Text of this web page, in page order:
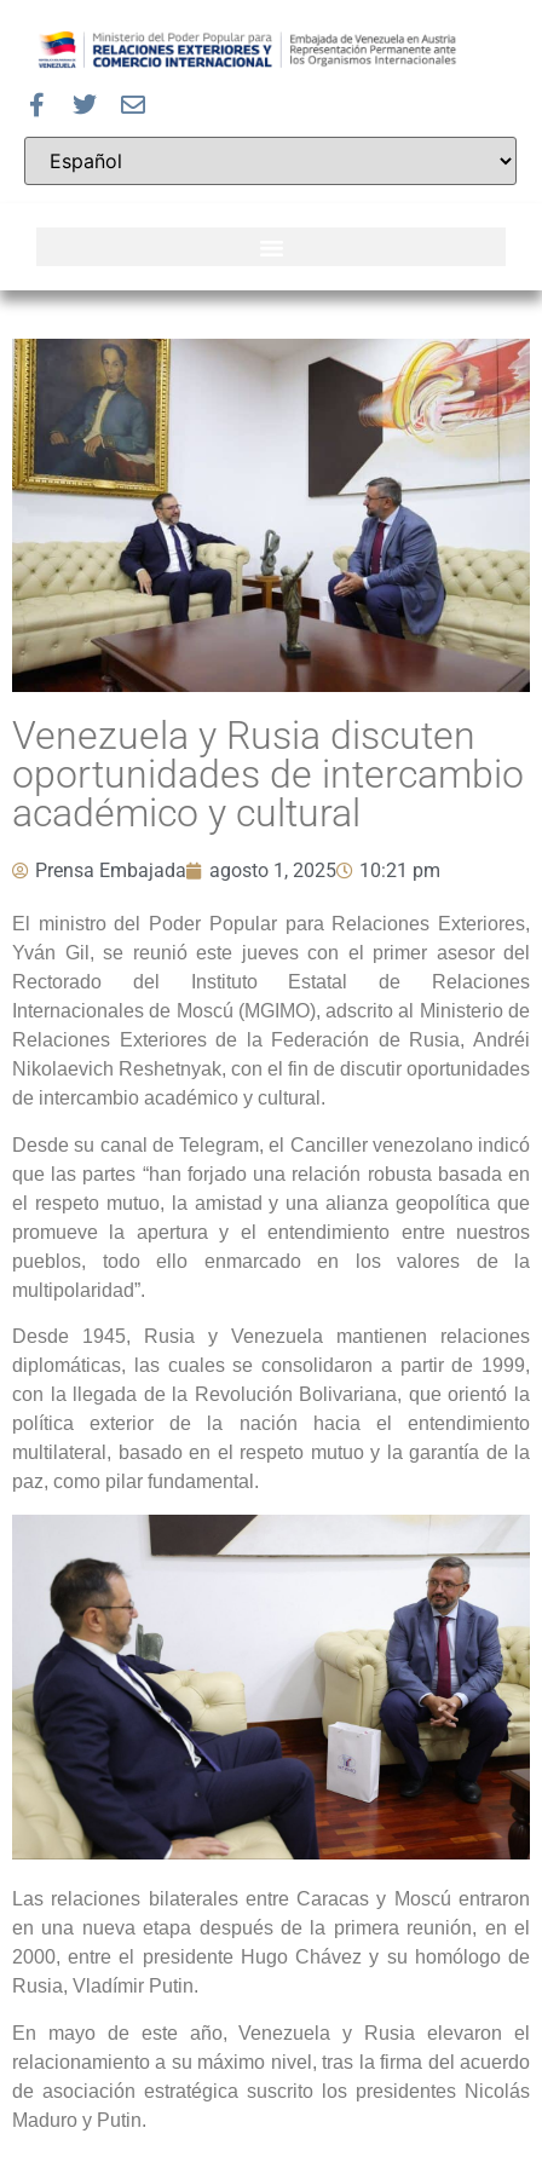
Venezuela y Rusia discuten
oportunidades de intercambio
académico y cultural
Prensa Embajada agosto 1, 2025 10:21 pm
El ministro del Poder Popular para Relaciones Exteriores,
Yván Gil, se reunió este jueves con el primer asesor del
Rectorado del Instituto Estatal de Relaciones
Internacionales de Moscú (MGIMO), adscrito al Ministerio de
Relaciones Exteriores de la Federación de Rusia, Andréi
Nikolaevich Reshetnyak, con el fin de discutir oportunidades
de intercambio académico y cultural.
Desde su canal de Telegram, el Canciller venezolano indicó
que las partes “han forjado una relación robusta basada en
el respeto mutuo, la amistad y una alianza geopolítica que
promueve la apertura y el entendimiento entre nuestros
pueblos, todo ello enmarcado en los valores de la
multipolaridad”.
Desde 1945, Rusia y Venezuela mantienen relaciones
diplomáticas, las cuales se consolidaron a partir de 1999,
con la llegada de la Revolución Bolivariana, que orientó la
política exterior de la nación hacia el entendimiento
multilateral, basado en el respeto mutuo y la garantía de la
paz, como pilar fundamental.
Las relaciones bilaterales entre Caracas y Moscú entraron
en una nueva etapa después de la primera reunión, en el
2000, entre el presidente Hugo Chávez y su homólogo de
Rusia, Vladímir Putin.
En mayo de este año, Venezuela y Rusia elevaron el
relacionamiento a su máximo nivel, tras la firma del acuerdo
de asociación estratégica suscrito los presidentes Nicolás
Maduro y Putin.